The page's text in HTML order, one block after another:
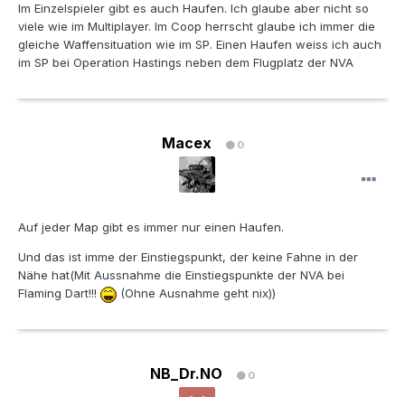
Im Einzelspieler gibt es auch Haufen. Ich glaube aber nicht so
viele wie im Multiplayer. Im Coop herrscht glaube ich immer die
gleiche Waffensituation wie im SP. Einen Haufen weiss ich auch
im SP bei Operation Hastings neben dem Flugplatz der NVA
Macex 0
Auf jeder Map gibt es immer nur einen Haufen.
Und das ist imme der Einstiegspunkt, der keine Fahne in der
Nähe hat(Mit Aussnahme die Einstiegspunkte der NVA bei
Flaming Dart!!!
(Ohne Ausnahme geht nix))
NB_Dr.NO 0